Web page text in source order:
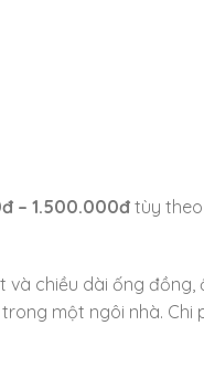
– 1.500.000đ tùy
và chiều dài ống đồng,
một ngôi nhà. Chi